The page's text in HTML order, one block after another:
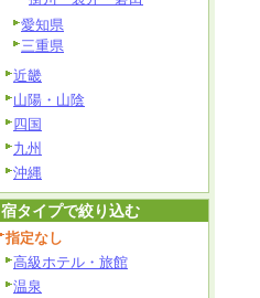
愛知県
三重県
近畿
山陽・山陰
四国
九州
沖縄
宿タイプで絞り込む
指定なし
高級ホテル・旅館
温泉